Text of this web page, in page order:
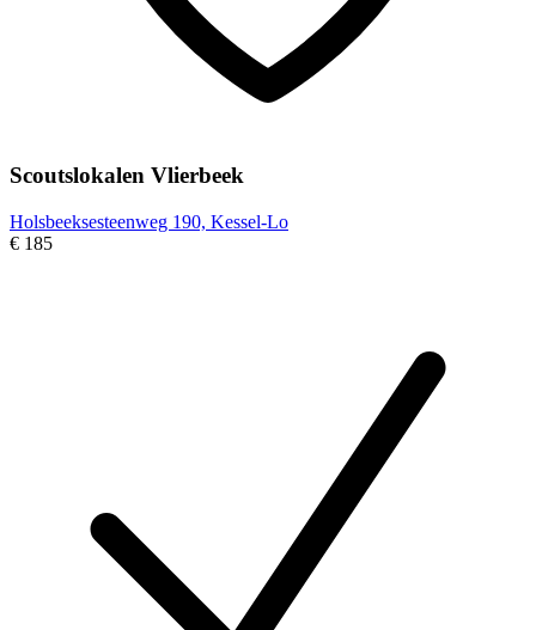
Scoutslokalen Vlierbeek
Holsbeeksesteenweg 190, Kessel-Lo
€ 185